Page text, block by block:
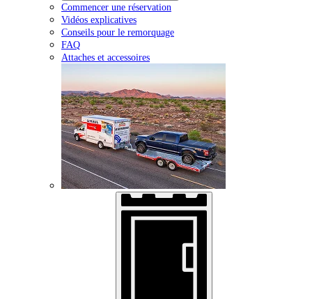
Commencer une réservation
Vidéos explicatives
Conseils pour le remorquage
FAQ
Attaches et accessoires